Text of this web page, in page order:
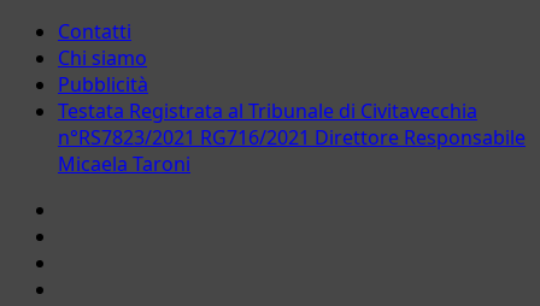
Contatti
Chi siamo
Pubblicità
Testata Registrata al Tribunale di Civitavecchia
n°RS7823/2021 RG716/2021 Direttore Responsabile
Micaela Taroni